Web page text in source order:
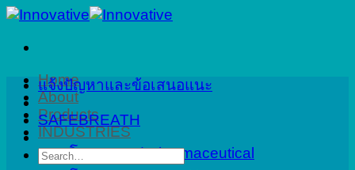
Skip
content
Home
About
Products
INDUSTRIES
โรงงานยา | Pharmaceutical
แจ้งปัญหาและข้อเสนอแนะ
SAFEBREATH
Search